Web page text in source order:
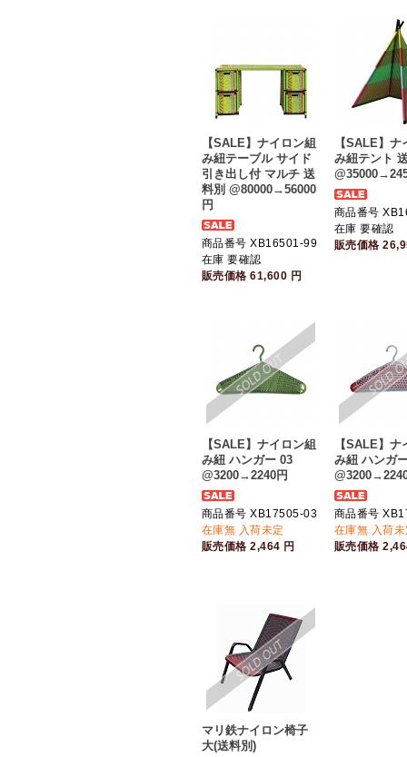
【SALE】ナイロン組
み紐テーブル サイド
引き出し付 マルチ 送
料別 @80000→56000
円
商品番号 XB16501-99
在庫 要確認
販売価格61,600 円
【SALE】ナ
み紐テント
商品番号
在庫 要確認
販売価格
【SALE】ナイロン組
み紐 ハンガー 03
@3200→2240円
商品番号 XB17505-03
在庫無 入荷未定
販売価格2,464 円
【SALE】ナ
み紐 ハンガ
商品番号
在庫無 入荷
販売価格
マリ鉄ナイロン椅子
大(送料別)